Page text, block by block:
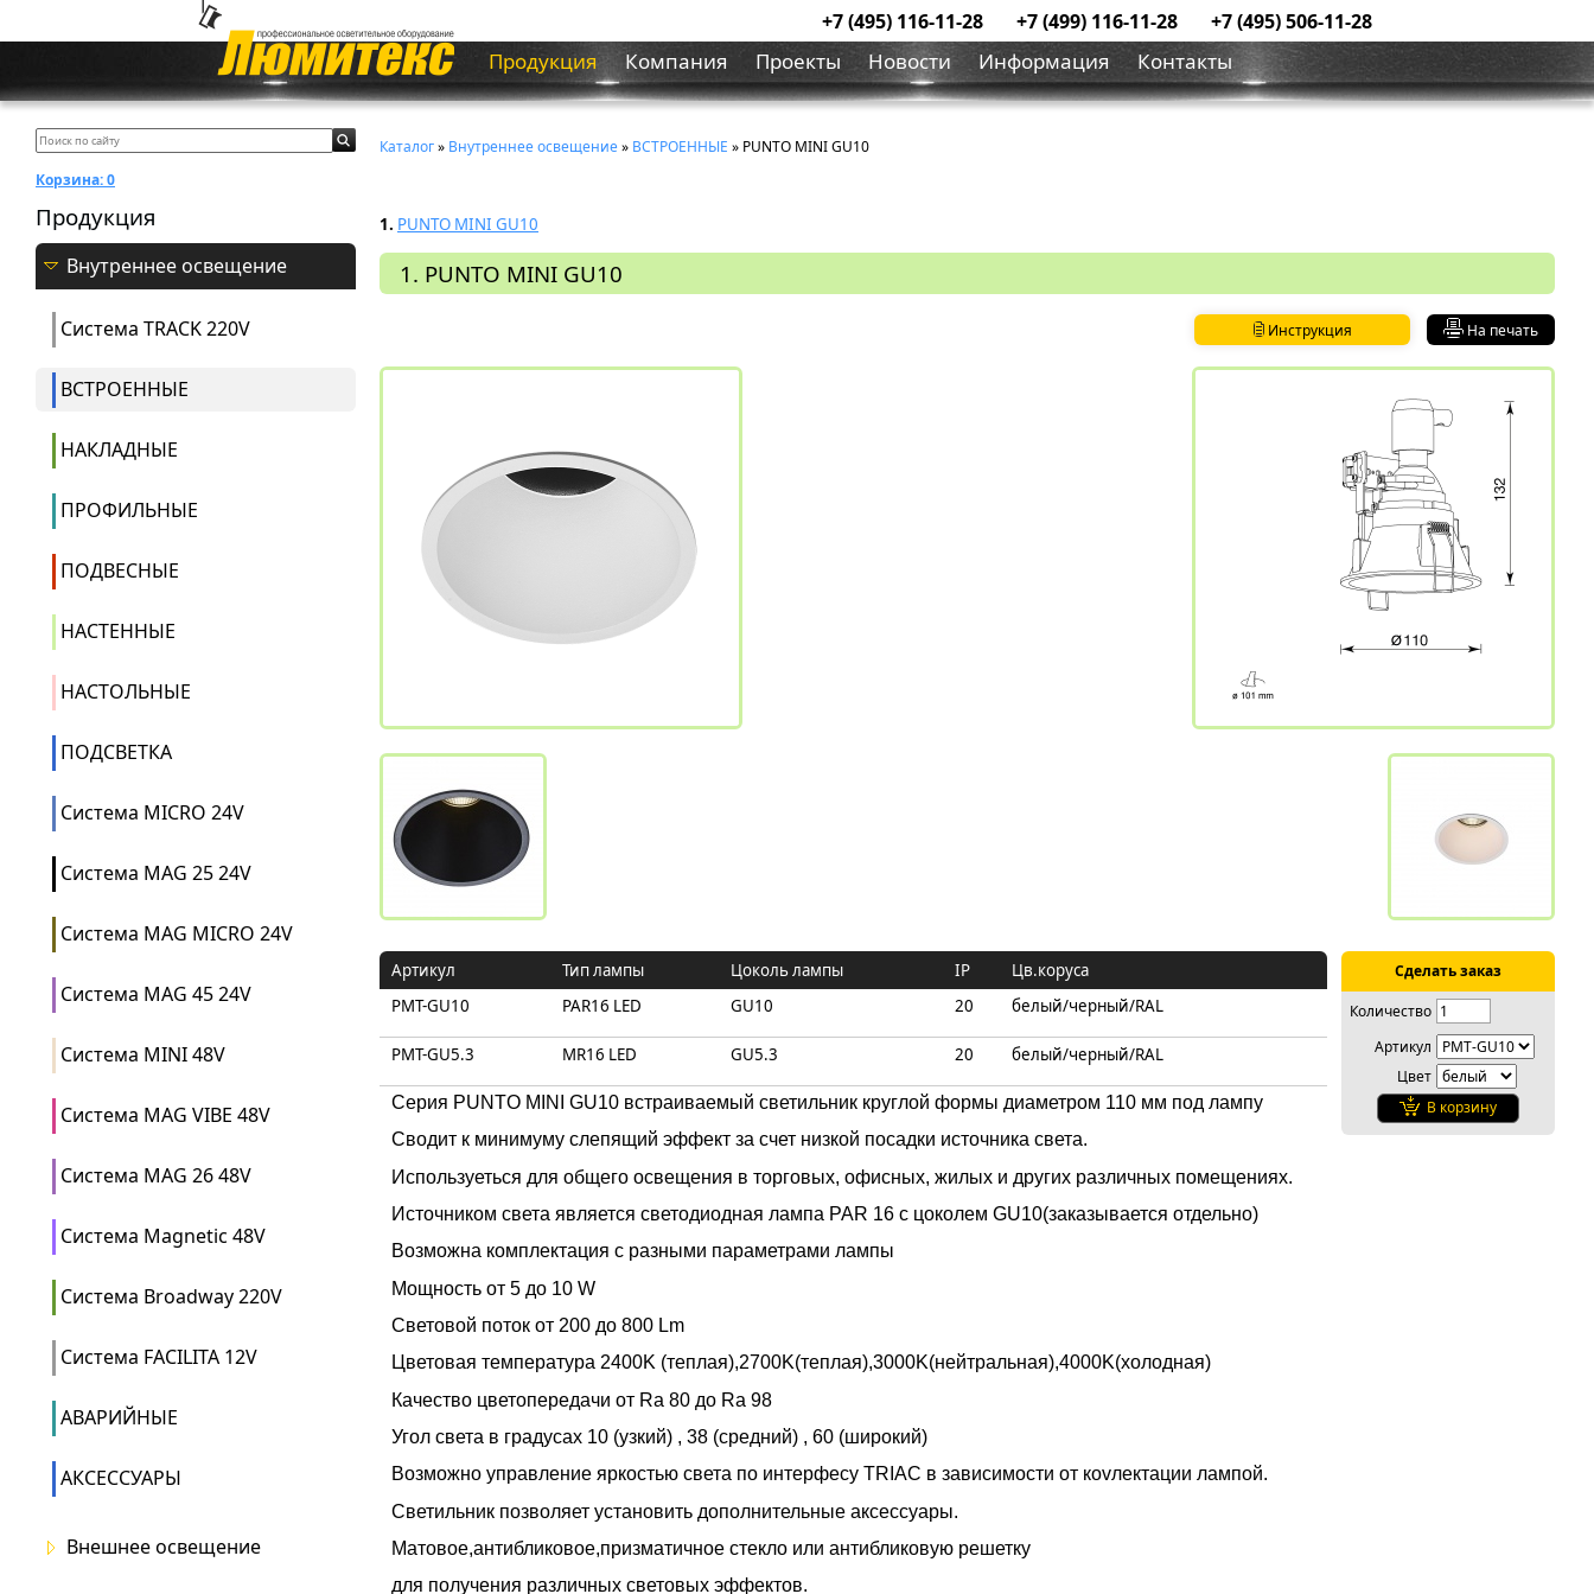
+7 (495) 116-11-28 +7 (499) 116-11-28 +7 (495) 506-11-28
Продукция Компания Проекты Новости Информация Контакты
Корзина:0
Продукция
Внутреннее освещение
Система ТRACK 220V
ВСТРОЕННЫЕ
НАКЛАДНЫЕ
ПРОФИЛЬНЫЕ
ПОДВЕСНЫЕ
НАСТЕННЫЕ
НАСТОЛЬНЫЕ
ПОДСВЕТКА
Система MICRO 24V
Система MAG 25 24V
Система MAG MICRO 24V
Система MAG 45 24V
Система MINI 48V
Система MAG VIBE 48V
Система MAG 26 48V
Система Magnetic 48V
Система Broadway 220V
Система FACILITA 12V
АВАРИЙНЫЕ
АКСЕССУАРЫ
Внешнее освещение
Каталог» Внутреннее освещение» ВСТРОЕННЫЕ » PUNTO MINI GU10
1. PUNTO MINI GU10
1. PUNTO MINI GU10
Инструкция На печать
Артикул Тип лампы Цоколь лампы IP
Цв.коруса
PMT-GU10
PAR16 LED GU10 20 белый/черный/RAL
PMT-GU5.3 MR16 LED GU5.3 20 белый/черный/RAL
Серия PUNTO MINI GU10 встраиваемый светильник круглой формы диаметром 110 мм под лампу
Сводит к минимуму слепящий эффект за счет низкой посадки источника света.
Используеться для общего освещения в торговых, офисных, жилых и других различных помещениях.
Источником света является светодиодная лампа PAR 16 c цоколем GU10(заказывается отдельно)
Возможна комплектация с разными параметрами лампы
Мощность от 5 до 10 W
Световой поток от 200 до 800 Lm
Цветовая температура 2400K (теплая),2700K(теплая),3000K(нейтральная),4000K(холодная)
Качество цветопередачи от Ra 80 до Ra 98
Угол света в градусах 10 (узкий) , 38 (средний) , 60 (широкий)
Возможно управление яркостью света по интерфесу TRIAC в зависимости от коvлектации лампой.
Светильник позволяет установить дополнительные аксессуары.
Матовое,антибликовое,призматичное стекло или антибликовую решетку
для получения различных световых эффектов.
Сделать заказ
Количество
Артикул
Цвет
В корзину